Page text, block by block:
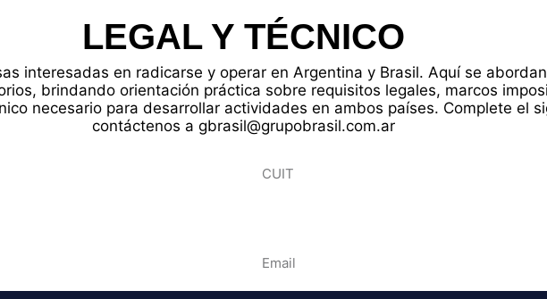
LEGAL Y TÉCNICO
interesadas en radicarse y operar en Argentina y Brasil. Aquí se
brindando orientación práctica sobre requisitos legales, marcos
necesario para desarrollar actividades en ambos países. Complete el
contáctenos a gbrasil@grupobrasil.com.ar